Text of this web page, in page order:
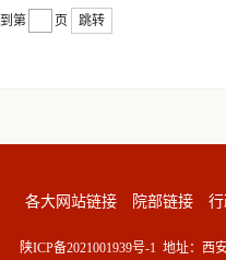
到第 页 跳转
各大网站链接 院部链接
陕ICP备2021001939号-1 地址：西